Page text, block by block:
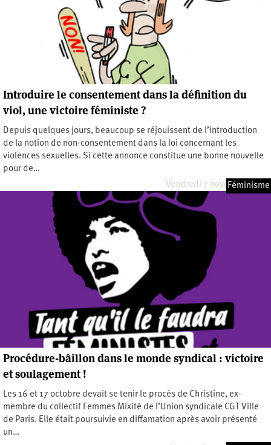
Introduire le consentement dans la définition du
viol, une victoire féministe ?
Depuis quelques jours, beaucoup se réjouissent de l’introduction
de la notion de non-consentement dans la loi concernant les
violences sexuelles. Si cette annonce constitue une bonne nouvelle
pour de…
Vendredi 7 novembre 2025
Féminisme
Procédure-bâillon dans le monde syndical : victoire
et soulagement !
Les 16 et 17 octobre devait se tenir le procès de Christine, ex-
membre du collectif Femmes Mixité de l’Union syndicale CGT Ville
de Paris. Elle était poursuivie en diffamation après avoir présenté
un…